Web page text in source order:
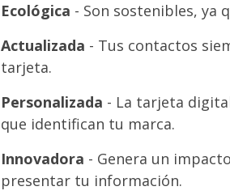
Ecológica - Son sostenibles, ya
Actualizada - Tus contactos
tarjeta.
Personalizada - La tarjeta
que identifican tu marca.
Innovadora - Genera un
presentar tu información.